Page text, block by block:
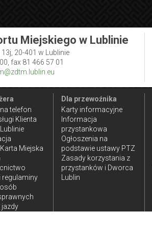
Miejskiego w Lublinie
20-401 w Lublinie
fax 81 466 57 01
telefon
Klienta
Karta Miejska
regulaminy
jazdy
Dla przewoźnika
Karty informacyjne
Informacja
przystankowa
Ogłoszenia na
podstawie ustawy PTZ
Zasady korzystania z
przystanków i Dworca
Lublin